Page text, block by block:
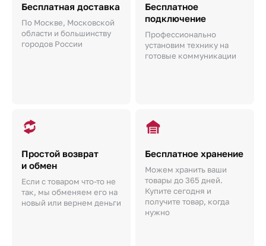
Бесплатная доставка
По Москве, Московской
области и большинству
городов России
Бесплатное
подключение
Профессионально
установим технику на
готовые коммуникации
Простой возврат
и обмен
Если с товаром что-то не
так, мы обменяем его на
новый или вернем деньги
Бесплатное хранение
Можем хранить ваши
товары до 365 дней.
Купите сегодня и
получите товар, когда
нужно